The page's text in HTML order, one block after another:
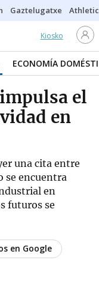
Gaztelugatxe Athletic
Kiosko
ECONOMÍA
el
en
una cita entre
se encuentra
en
futuros se
en Google